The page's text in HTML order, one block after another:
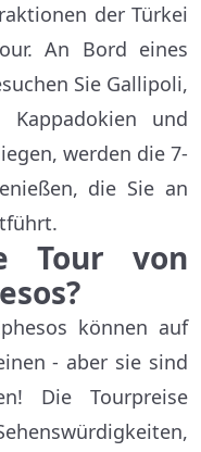
der Türkei
An Bord eines
Sie Gallipoli,
Kappadokien und
werden die 7-
die Sie an
Tour von
können auf
- aber sie sind
Die Tourpreise